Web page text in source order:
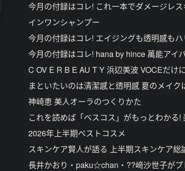
今月の付録はコレ! これ一本でダメージレ
インワンシャンプー
今月の付録はコレ! エイジングも透明感も
今月の付録はコレ! hana by hince 萬能アイ
C OV E R B E AU T Y 浜辺美波 VOCEだけ
まといたいのは清潔感と透明感 夏のメイク
神崎恵 美人オーラのつくりかた
これを読めば「ベスコス」がもっとわかる
2026年上半期ベストコスメ
スキンケア賢人が語る 上半期スキンケア総
長井かおり・paku☆chan・??﨑沙世子が